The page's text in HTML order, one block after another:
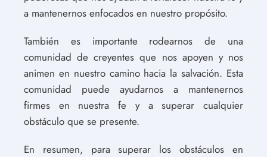
a mantenernos enfocados en nuestro propósito.
También es importante rodearnos de una
comunidad de creyentes que nos apoyen y nos
animen en nuestro camino hacia la salvación. Esta
comunidad puede ayudarnos a mantenernos
firmes en nuestra fe y a superar cualquier
obstáculo que se presente.
En resumen, para superar los obstáculos en